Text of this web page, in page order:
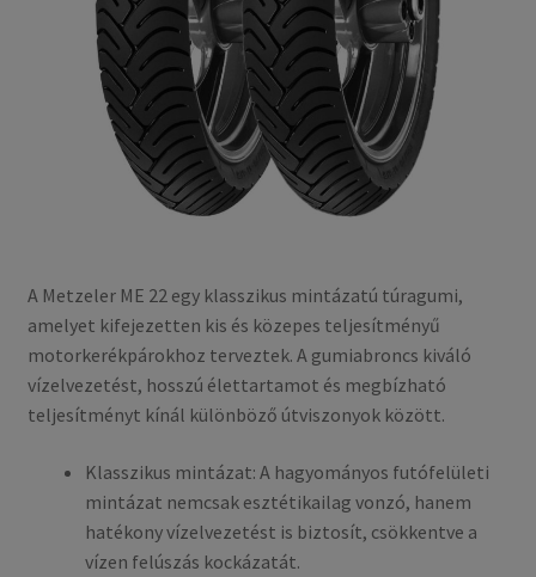
A Metzeler ME 22 egy klasszikus mintázatú túragumi,
amelyet kifejezetten kis és közepes teljesítményű
motorkerékpárokhoz terveztek. A gumiabroncs kiváló
vízelvezetést, hosszú élettartamot és megbízható
teljesítményt kínál különböző útviszonyok között.​
Klasszikus mintázat: A hagyományos futófelületi
mintázat nemcsak esztétikailag vonzó, hanem
hatékony vízelvezetést is biztosít, csökkentve a
vízen felúszás kockázatát.​